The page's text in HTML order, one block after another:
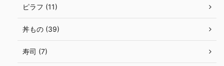
ピラフ (11)
丼もの (39)
寿司 (7)